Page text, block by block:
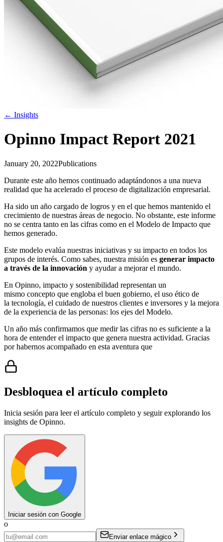
← Insights
Opinno Impact Report 2021
January 20, 2022Publications
Durante este año hemos continuado adaptándonos a una nueva
realidad que ha acelerado el proceso de digitalización empresarial.
Ha sido un año cargado de logros y en el que hemos mantenido el
crecimiento de nuestras áreas de negocio. No obstante, este informe
no se centra tanto en las cifras como en el Modelo de Impacto que
hemos generado.
Este modelo evalúa nuestras iniciativas y su impacto en todos los
grupos de interés. Como sabes, nuestra misión es generar impacto
a través de la innovación y ayudar a mejorar el mundo.
En Opinno, impacto y sostenibilidad representan un
mismo concepto que engloba el buen gobierno, el uso ético de
la tecnología, el cuidado de nuestros clientes e inversores y la mejora
de la experiencia de las personas: los ejes del Modelo.
Un año más confirmamos que medir las cifras no es suficiente a la
hora de entender el impacto que genera nuestra actividad. Gracias
por habernos acompañado en esta aventura que
Desbloquea el artículo completo
Inicia sesión para leer el artículo completo y seguir explorando los
insights de Opinno.
Iniciar sesión con Google
o
Enviar enlace mágico